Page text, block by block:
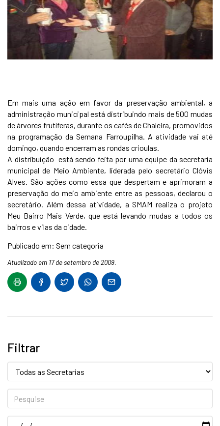
Em mais uma ação em favor da preservação ambiental, a
administração municipal está distribuindo mais de 500 mudas
de árvores frutíferas, durante os cafés de Chaleira, promovidos
na programação da Semana Farroupilha. A atividade vai até
domingo, quando encerram as rondas crioulas.
A distribuição está sendo feita por uma equipe da secretaria
municipal de Meio Ambiente, liderada pelo secretário Clóvis
Alves. São ações como essa que despertam e aprimoram a
preservação do meio ambiente entre as pessoas, declarou o
secretário. Além dessa atividade, a SMAM realiza o projeto
Meu Bairro Mais Verde, que está levando mudas a todos os
bairros e vilas da cidade.
Publicado em: Sem categoria
Atualizado em 17 de setembro de 2009.
Filtrar
Data